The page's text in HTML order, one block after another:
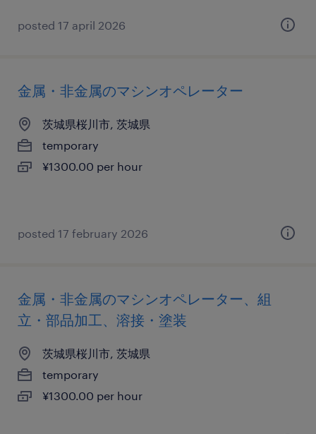
posted 17 april 2026
金属・非金属のマシンオペレーター
茨城県桜川市, 茨城県
temporary
¥1300.00 per hour
posted 17 february 2026
金属・非金属のマシンオペレーター、組
立・部品加工、溶接・塗装
茨城県桜川市, 茨城県
temporary
¥1300.00 per hour